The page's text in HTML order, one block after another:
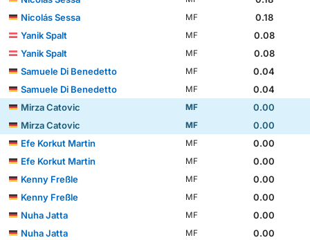
Nicolás Sessa
MF
0.18
Yanik Spalt
MF
0.08
Yanik Spalt
MF
0.08
Samuele Di Benedetto
MF
0.04
Samuele Di Benedetto
MF
0.04
Mirza Catovic
MF
0.00
Mirza Catovic
MF
0.00
Efe Korkut Martin
MF
0.00
Efe Korkut Martin
MF
0.00
Kenny Freßle
MF
0.00
Kenny Freßle
MF
0.00
Nuha Jatta
MF
0.00
Nuha Jatta
MF 0.00